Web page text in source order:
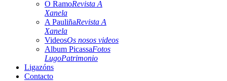
O RamoRevista A
Xanela
A PauliñaRevista A
Xanela
VideosOs nosos videos
Album PicassaFotos
LugoPatrimonio
Ligazóns
Contacto